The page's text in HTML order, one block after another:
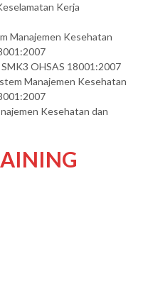
Kerja
Manajemen Kesehatan
OHSAS 18001:2007
Manajemen Kesehatan
Kesehatan dan